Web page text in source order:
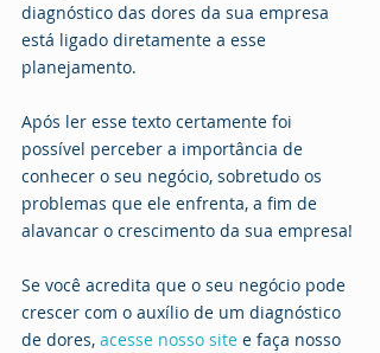
diagnóstico das dores da sua empresa
está ligado diretamente a esse
planejamento.
Após ler esse texto certamente foi
possível perceber a importância de
conhecer o seu negócio, sobretudo os
problemas que ele enfrenta, a fim de
alavancar o crescimento da sua empresa!
Se você acredita que o seu negócio pode
crescer com o auxílio de um diagnóstico
de dores, acesse nosso site e faça nosso